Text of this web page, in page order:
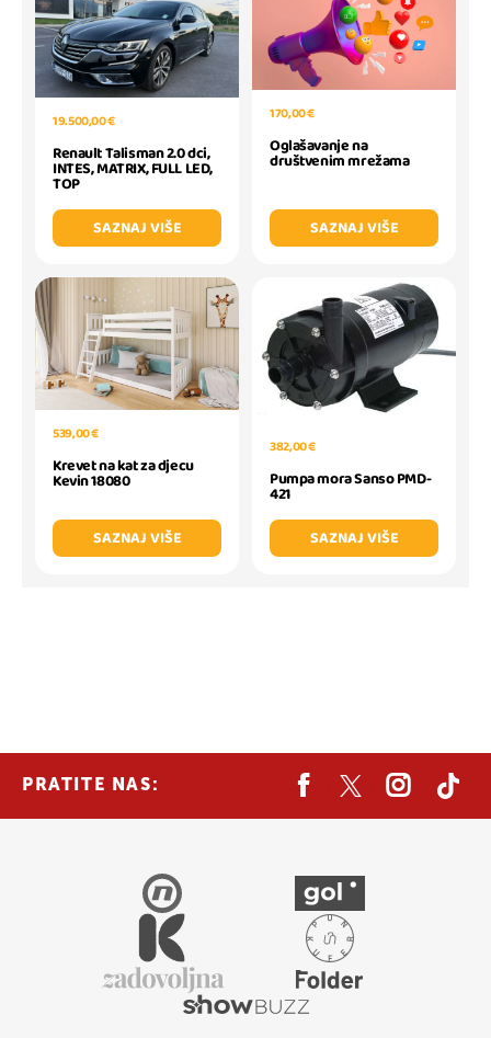
19.500,00 €
Renault Talisman 2.0 dci,
INTES, MATRIX, FULL LED,
TOP
SAZNAJ VIŠE
170,00 €
Oglašavanje na
društvenim mrežama
SAZNAJ VIŠE
539,00 €
Krevet na kat za djecu
Kevin 18080
SAZNAJ VIŠE
382,00 €
Pumpa mora Sanso PMD-
421
SAZNAJ VIŠE
PRATITE NAS: